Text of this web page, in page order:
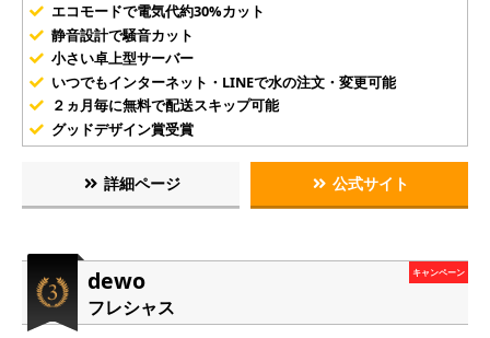
エコモードで電気代約30%カット
静音設計で騒音カット
小さい卓上型サーバー
いつでもインターネット・LINEで水の注文・変更可能
２ヵ月毎に無料で配送スキップ可能
グッドデザイン賞受賞
詳細ページ 公式サイト
dewo
フレシャス
キャンペーン